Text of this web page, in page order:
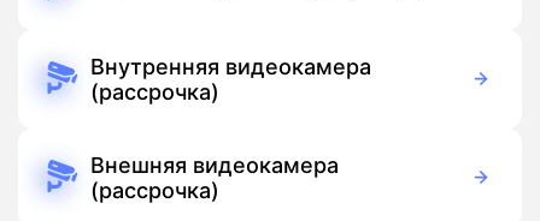
ПодпискаВнутренняя видеокамера
(рассрочка)
ПодпискаВнешняя видеокамера
(рассрочка)